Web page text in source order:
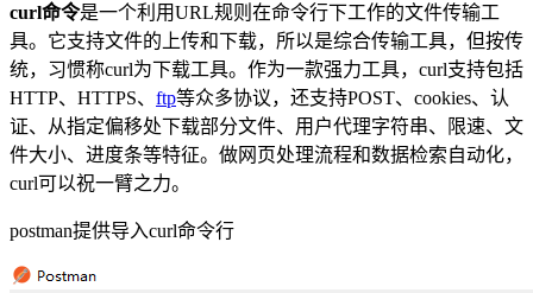
curl命令是一个利用URL规则在命令行下工作的文件传输工
具。它支持文件的上传和下载，所以是综合传输工具，但按传
统，习惯称curl为下载工具。作为一款强力工具，curl支持包括
HTTP、HTTPS、 ftp等众多协议，还支持POST、cookies、认
证、从指定偏移处下载部分文件、用户代理字符串、限速、文
件大小、进度条等特征。做网页处理流程和数据检索自动化，
curl可以祝一臂之力。
postman提供导入curl命令行